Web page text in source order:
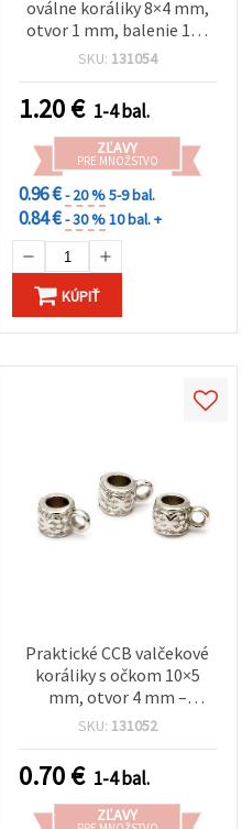
oválne koráliky 8×4 mm,
otvor 1 mm, balenie 100
ks – ľahké dekoratívne
šperkov a kreatívne
tvorenie
SKU: 131054
1.20€ 1-4 bal.
ZĽAVY
PRE MNOŽSTVO
0.96 €- 20 %5-9 bal.
0.84 €- 30 %10 bal. +
KÚPIŤ
Praktické CCB valčekové
koráliky s očkom 10×5
mm, otvor 4 mm –
strieborná farba, 50 ks na
SKU: 131052
0.70€ 1-4 bal.
ZĽAVY